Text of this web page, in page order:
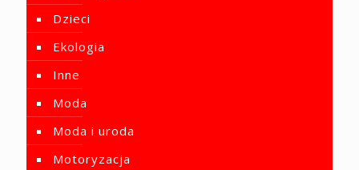
Dzieci
Ekologia
Inne
Moda
Moda i uroda
Motoryzacja